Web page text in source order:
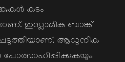
കടം
ഇസ്ലാമിക ബാങ്ക്
ആധുനിക